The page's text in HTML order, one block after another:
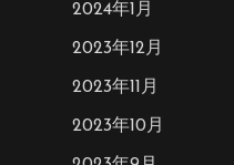
2024年1月
2023年12月
2023年11月
2023年10月